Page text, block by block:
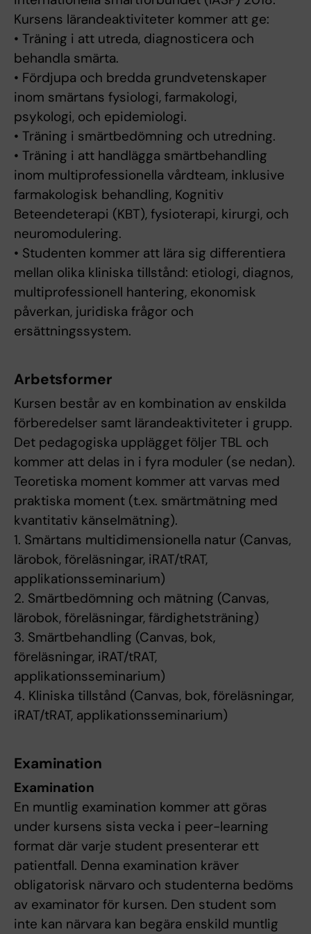
Kursens lärandeaktiviteter kommer att ge:
• Träning i att utreda, diagnosticera och
behandla smärta.
• Fördjupa och bredda grundvetenskaper
inom smärtans fysiologi, farmakologi,
psykologi, och epidemiologi.
• Träning i smärtbedömning och utredning.
• Träning i att handlägga smärtbehandling
inom multiprofessionella vårdteam, inklusive
farmakologisk behandling, Kognitiv
Beteendeterapi (KBT), fysioterapi, kirurgi, och
neuromodulering.
• Studenten kommer att lära sig differentiera
mellan olika kliniska tillstånd: etiologi, diagnos,
multiprofessionell hantering, ekonomisk
påverkan, juridiska frågor och
ersättningssystem.
Arbetsformer
Kursen består av en kombination av enskilda
förberedelser samt lärandeaktiviteter i grupp.
Det pedagogiska upplägget följer TBL och
kommer att delas in i fyra moduler (se nedan).
Teoretiska moment kommer att varvas med
praktiska moment (t.ex. smärtmätning med
kvantitativ känselmätning).
1. Smärtans multidimensionella natur (Canvas,
lärobok, föreläsningar, iRAT/tRAT,
applikationsseminarium)
2. Smärtbedömning och mätning (Canvas,
lärobok, föreläsningar, färdighetsträning)
3. Smärtbehandling (Canvas, bok,
föreläsningar, iRAT/tRAT,
applikationsseminarium)
4. Kliniska tillstånd (Canvas, bok, föreläsningar,
iRAT/tRAT, applikationsseminarium)
Examination
Examination
En muntlig examination kommer att göras
under kursens sista vecka i peer-learning
format där varje student presenterar ett
patientfall. Denna examination kräver
obligatorisk närvaro och studenterna bedöms
av examinator för kursen. Den student som
inte kan närvara kan begära enskild muntlig